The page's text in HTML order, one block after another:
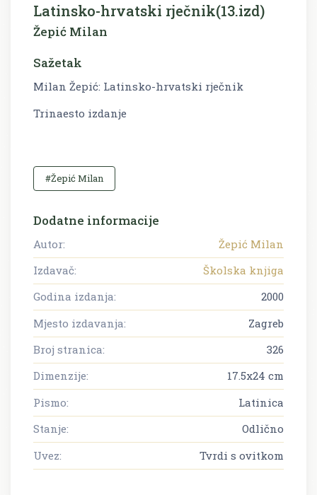
Latinsko-hrvatski rječnik(13.izd)
Žepić Milan
Sažetak
Milan Žepić: Latinsko-hrvatski rječnik
Trinaesto izdanje
#Žepić Milan
Dodatne informacije
Autor:
Žepić Milan
Izdavač:
Školska knjiga
Godina izdanja:
2000
Mjesto izdavanja:
Zagreb
Broj stranica:
326
Dimenzije:
17.5x24 cm
Pismo:
Latinica
Stanje:
Odlično
Uvez:
Tvrdi s ovitkom